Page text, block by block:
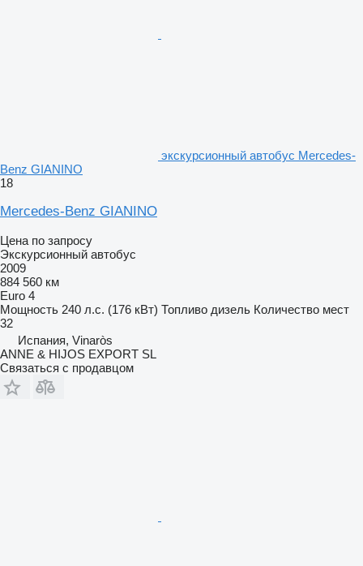
экскурсионный автобус Mercedes-
Benz GIANINO
18
Mercedes-Benz GIANINO
Цена по запросу
Экскурсионный автобус
2009
884 560 км
Euro 4
Мощность 240 л.с. (176 кВт) Топливо дизель Количество мест
32
Испания, Vinaròs
ANNE & HIJOS EXPORT SL
Связаться с продавцом